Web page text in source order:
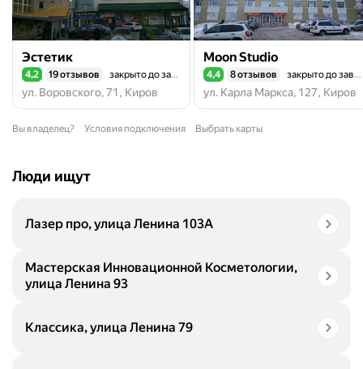
Эстетик
Рейтинг 4,2 из 5
4,2 19 отзывов закрыто до завтра
ул. Воровского, 71, Киров
Moon Studio
Рейтинг 4,4 из 5
4,4 8 отзывов закрыто до завтра
ул. Карла Маркса, 127, Киров
Вы владелец? Условия подключения Выбрать карты
Люди ищут
Лазер про, улица Ленина 103А
Мастерская Инновационной Косметологии,
улица Ленина 93
Классика, улица Ленина 79